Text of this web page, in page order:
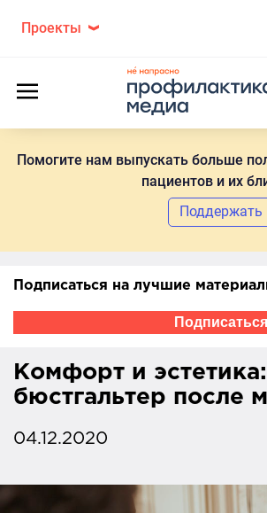
Помогите нам выпускать больше
пациентов и их
Поддержать
Проекты
Подписаться на лучшие
Подписаться
Комфорт и
бюстгальтер после
04.12.2020